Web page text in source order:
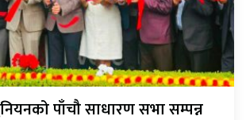
पाँचौ साधारण सभा सम्पन्न